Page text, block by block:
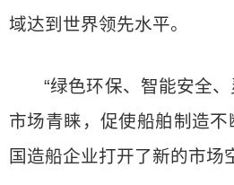
域达到世界领先水平。
“绿色环保、智能安全
市场青睐，促使船舶制造
国造船企业打开了新的市场